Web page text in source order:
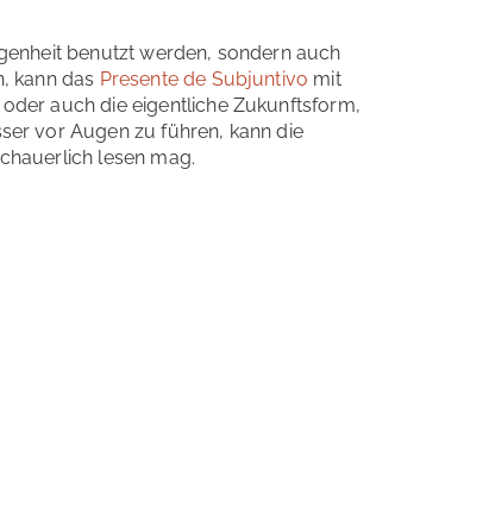
benutzt werden, sondern auch
kann das Presente de Subjuntivo mit
auch die eigentliche Zukunftsform,
vor Augen zu führen, kann die
lesen mag.